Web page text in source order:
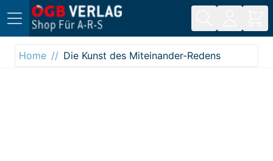
Direkt zum Inhalt
Home
Die Kunst des Miteinander-Redens